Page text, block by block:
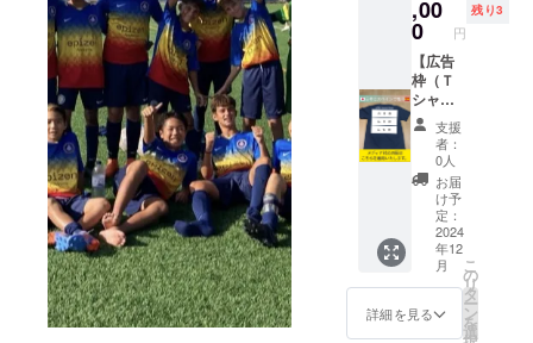
からス
ペイン
でセレ
クショ
ンを受
ける予
定で
す。先
行き不
透明で
すの
で、何
月頃ビ
デオ通
話がで
分かり
かねる
は、会
社名を
くださ
い。 ・
ロゴ
データ
の送受
信等を
応援す
る会公
式LINE
からや
りとり
できま
すと嬉
しいで
せてい
ただけ
ればと
思いま
す。 ・
R6.7〜
R6.8.3
の期間
及び
R7.6月
頃〜う
R7年7
月末頃
までの
間で日
程調整
させて
移動着
となり
ます。
・限定5
枠で
す。
・
細かい
掲載場
所は指
,00
0 円
残り3
【広告
枠（Ｔ
シャ
ツ：背
中）】
・藍士
のお気
に入り
のＴ
シャツ
に広告
を入れ
させて
いただ
きま
支援
者：
0人
お届
け予
定：
2024
年12
月
詳細を見る
こ
の
リ
タ
ー
ン
を
選